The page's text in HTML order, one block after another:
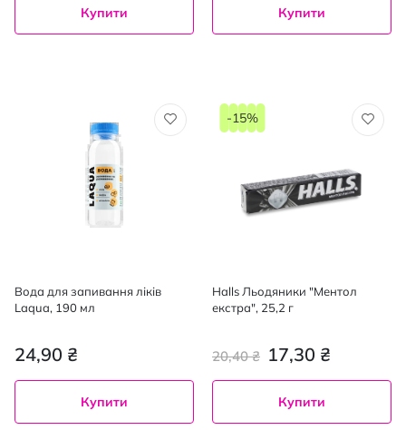
Купити Купити
Вода для запивання ліків
Laqua, 190 мл
24,90 ₴
Купити
Halls Льодяники "Ментол
екстра", 25,2 г
17,30 ₴
20,40 ₴
-15%
Купити